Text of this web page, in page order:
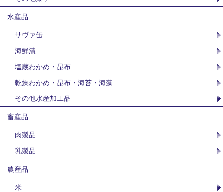
水産品
サヴァ缶
海鮮漬
塩蔵わかめ・昆布
乾燥わかめ・昆布・海苔・海藻
その他水産加工品
畜産品
肉製品
乳製品
農産品
米